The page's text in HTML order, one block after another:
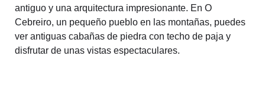
antiguo y una arquitectura impresionante. En O
Cebreiro, un pequeño pueblo en las montañas, puedes
ver antiguas cabañas de piedra con techo de paja y
disfrutar de unas vistas espectaculares.